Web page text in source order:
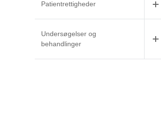
Patientrettigheder
Undersøgelser og
behandlinger